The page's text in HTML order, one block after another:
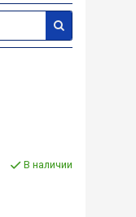
В наличии